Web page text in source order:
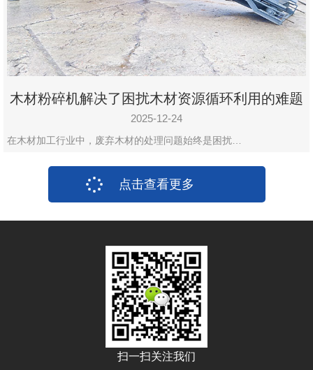
木材粉碎机解决了困扰木材资源循环利用的难题
2025-12-24
在木材加工行业中，废弃木材的处理问题始终是困扰…
点击查看更多
扫一扫关注我们